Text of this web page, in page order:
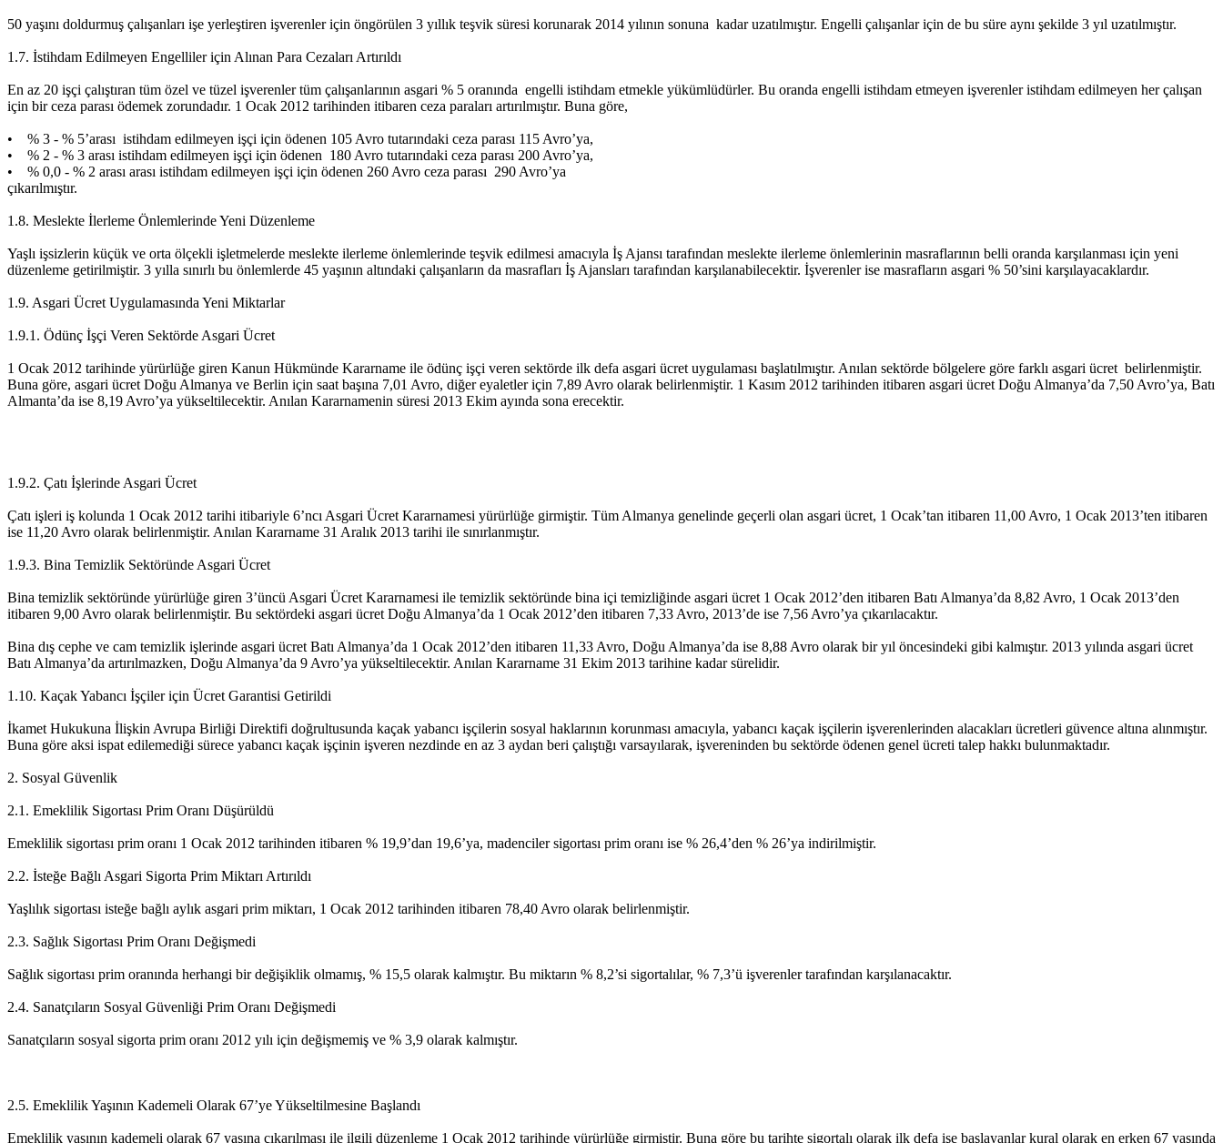
50 yaşını doldurmuş çalışanları işe yerleştiren işverenler için öngörülen 3 yıllık teşvik süresi korunarak 2014 yılının sonuna kadar uzatılmıştır. Engelli çalışanlar için de bu süre aynı şekilde 3 yıl uzatılmıştır.
1.7. İstihdam Edilmeyen Engelliler için Alınan Para Cezaları Artırıldı
En az 20 işçi çalıştıran tüm özel ve tüzel işverenler tüm çalışanlarının asgari % 5 oranında engelli istihdam etmekle yükümlüdürler. Bu oranda engelli istihdam etmeyen işverenler istihdam edilmeyen her çalışan
için bir ceza parası ödemek zorundadır. 1 Ocak 2012 tarihinden itibaren ceza paraları artırılmıştır. Buna göre,
• % 3 - % 5’arası istihdam edilmeyen işçi için ödenen 105 Avro tutarındaki ceza parası 115 Avro’ya,
• % 2 - % 3 arası istihdam edilmeyen işçi için ödenen 180 Avro tutarındaki ceza parası 200 Avro’ya,
• % 0,0 - % 2 arası arası istihdam edilmeyen işçi için ödenen 260 Avro ceza parası 290 Avro’ya
çıkarılmıştır.
1.8. Meslekte İlerleme Önlemlerinde Yeni Düzenleme
Yaşlı işsizlerin küçük ve orta ölçekli işletmelerde meslekte ilerleme önlemlerinde teşvik edilmesi amacıyla İş Ajansı tarafından meslekte ilerleme önlemlerinin masraflarının belli oranda karşılanması için yeni
düzenleme getirilmiştir. 3 yılla sınırlı bu önlemlerde 45 yaşının altındaki çalışanların da masrafları İş Ajansları tarafından karşılanabilecektir. İşverenler ise masrafların asgari % 50’sini karşılayacaklardır.
1.9. Asgari Ücret Uygulamasında Yeni Miktarlar
1.9.1. Ödünç İşçi Veren Sektörde Asgari Ücret
1 Ocak 2012 tarihinde yürürlüğe giren Kanun Hükmünde Kararname ile ödünç işçi veren sektörde ilk defa asgari ücret uygulaması başlatılmıştır. Anılan sektörde bölgelere göre farklı asgari ücret belirlenmiştir.
Buna göre, asgari ücret Doğu Almanya ve Berlin için saat başına 7,01 Avro, diğer eyaletler için 7,89 Avro olarak belirlenmiştir. 1 Kasım 2012 tarihinden itibaren asgari ücret Doğu Almanya’da 7,50 Avro’ya, Batı
Almanta’da ise 8,19 Avro’ya yükseltilecektir. Anılan Kararnamenin süresi 2013 Ekim ayında sona erecektir.
1.9.2. Çatı İşlerinde Asgari Ücret
Çatı işleri iş kolunda 1 Ocak 2012 tarihi itibariyle 6’ncı Asgari Ücret Kararnamesi yürürlüğe girmiştir. Tüm Almanya genelinde geçerli olan asgari ücret, 1 Ocak’tan itibaren 11,00 Avro, 1 Ocak 2013’ten itibaren
ise 11,20 Avro olarak belirlenmiştir. Anılan Kararname 31 Aralık 2013 tarihi ile sınırlanmıştır.
1.9.3. Bina Temizlik Sektöründe Asgari Ücret
Bina temizlik sektöründe yürürlüğe giren 3’üncü Asgari Ücret Kararnamesi ile temizlik sektöründe bina içi temizliğinde asgari ücret 1 Ocak 2012’den itibaren Batı Almanya’da 8,82 Avro, 1 Ocak 2013’den
itibaren 9,00 Avro olarak belirlenmiştir. Bu sektördeki asgari ücret Doğu Almanya’da 1 Ocak 2012’den itibaren 7,33 Avro, 2013’de ise 7,56 Avro’ya çıkarılacaktır.
Bina dış cephe ve cam temizlik işlerinde asgari ücret Batı Almanya’da 1 Ocak 2012’den itibaren 11,33 Avro, Doğu Almanya’da ise 8,88 Avro olarak bir yıl öncesindeki gibi kalmıştır. 2013 yılında asgari ücret
Batı Almanya’da artırılmazken, Doğu Almanya’da 9 Avro’ya yükseltilecektir. Anılan Kararname 31 Ekim 2013 tarihine kadar sürelidir.
1.10. Kaçak Yabancı İşçiler için Ücret Garantisi Getirildi
İkamet Hukukuna İlişkin Avrupa Birliği Direktifi doğrultusunda kaçak yabancı işçilerin sosyal haklarının korunması amacıyla, yabancı kaçak işçilerin işverenlerinden alacakları ücretleri güvence altına alınmıştır.
Buna göre aksi ispat edilemediği sürece yabancı kaçak işçinin işveren nezdinde en az 3 aydan beri çalıştığı varsayılarak, işvereninden bu sektörde ödenen genel ücreti talep hakkı bulunmaktadır.
2. Sosyal Güvenlik
2.1. Emeklilik Sigortası Prim Oranı Düşürüldü
Emeklilik sigortası prim oranı 1 Ocak 2012 tarihinden itibaren % 19,9’dan 19,6’ya, madenciler sigortası prim oranı ise % 26,4’den % 26’ya indirilmiştir.
2.2. İsteğe Bağlı Asgari Sigorta Prim Miktarı Artırıldı
Yaşlılık sigortası isteğe bağlı aylık asgari prim miktarı, 1 Ocak 2012 tarihinden itibaren 78,40 Avro olarak belirlenmiştir.
2.3. Sağlık Sigortası Prim Oranı Değişmedi
Sağlık sigortası prim oranında herhangi bir değişiklik olmamış, % 15,5 olarak kalmıştır. Bu miktarın % 8,2’si sigortalılar, % 7,3’ü işverenler tarafından karşılanacaktır.
2.4. Sanatçıların Sosyal Güvenliği Prim Oranı Değişmedi
Sanatçıların sosyal sigorta prim oranı 2012 yılı için değişmemiş ve % 3,9 olarak kalmıştır.
2.5. Emeklilik Yaşının Kademeli Olarak 67’ye Yükseltilmesine Başlandı
Emeklilik yaşının kademeli olarak 67 yaşına çıkarılması ile ilgili düzenleme 1 Ocak 2012 tarihinde yürürlüğe girmiştir. Buna göre bu tarihte sigortalı olarak ilk defa işe başlayanlar kural olarak en erken 67 yaşında